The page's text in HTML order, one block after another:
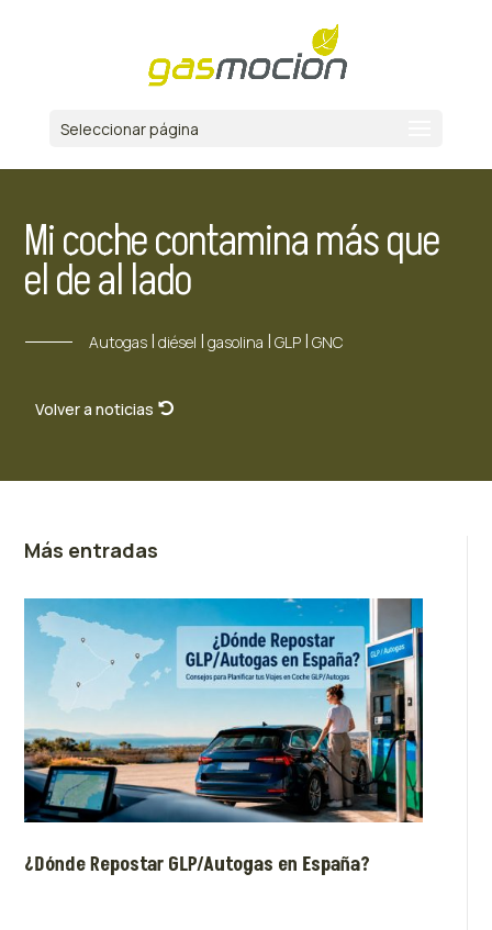
Seleccionar página
Mi coche contamina más que
el de al lado
Autogas| diésel | gasolina | GLP| GNC
Volver a noticias
Más entradas
¿Dónde Repostar GLP/Autogas en España?